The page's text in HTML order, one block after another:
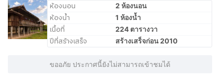
ห้องนอน 2 ห้องนอน
ห้องน้ำ 1 ห้องน้ำ
เนื้อที่ 224 ตารางวา
ปีที่สร้างเสร็จ สร้างเสร็จก่อน 2010
ขออภัย ประกาศนี้ยังไม่สามารถเข้าชมได้